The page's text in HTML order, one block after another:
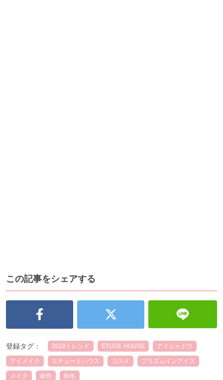
この記事をシェアする
登録タグ： 2018トレンド ETUDE HOUSE アイシャドウ
アイメイク エチュードハウス コスメ プリズムインアイズ
メイク 新作 秋冬